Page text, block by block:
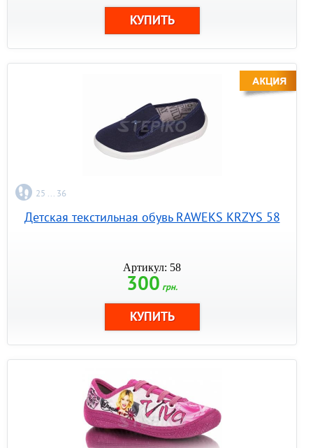
25 ... 36
Детская текстильная обувь RAWEKS KRZYS 58
Артикул: 58
300 грн.